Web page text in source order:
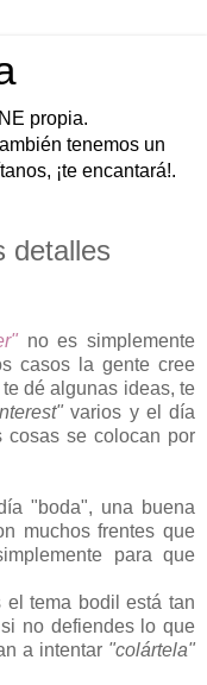
propia.
tenemos un
¡te encantará!.
detalles
no es simplemente
casos la gente cree
dé algunas ideas, te
varios y el día
cosas se colocan por
"boda", una buena
muchos frentes que
para que
el tema bodil está tan
no defiendes lo que
a intentar "colártela"